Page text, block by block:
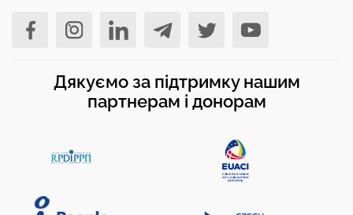
Дякуємо за підтримку нашим
партнерам і донорам